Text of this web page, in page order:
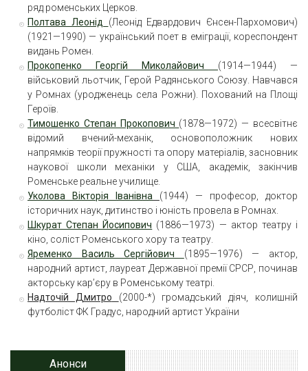
ряд роменських Церков.
Полтава Леонід (Леонід Едвардович Єнсен-Пархомович)
(1921—1990) — український поет в еміграції, кореспондент
видань Ромен.
Прокопенко Георгій Миколайович (1914—1944) —
військовий льотчик, Герой Радянського Союзу. Навчався
у Ромнах (уродженець села Рожни). Похований на Площі
Героїв.
Тимошенко Степан Прокопович (1878—1972) — всесвітнє
відомий вчений-механік, основоположник нових
напрямків теорії пружності та опору матеріалів, засновник
наукової школи механіки у США, академік, закінчив
Роменське реальне училище.
Уколова Вікторія Іванівна
(1944) — професор, доктор
історичних наук, дитинство і юність провела в Ромнах.
Шкурат Степан Йосипович (1886—1973) — актор театру і
кіно, соліст Роменського хору та театру.
Яременко Василь Сергійович (1895—1976) — актор,
народний артист, лауреат Державної премії СРСР, починав
акторську кар’єру в Роменському театрі.
Надточій Дмитро
(2000-*) громадський діяч, колишній
футболіст ФК Градус, народний артист України
Анонси